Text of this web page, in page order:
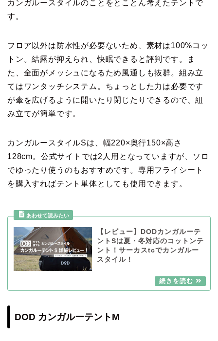
カンガルースタイルのことをとことん考えたテントで
す。
フロア以外は防水性が必要ないため、素材は100%コッ
トン。結露が抑えられ、快眠できると評判です。ま
た、全面がメッシュになるため風通しも抜群。組み立
てはワンタッチシステム。ちょっとした力は必要です
が傘を広げるように開いたり閉じたりできるので、組
み立てが簡単です。
カンガルースタイルSは、幅220×奥行150×高さ
128cm。公式サイトでは2人用となっていますが、ソロ
でゆったり使うのもおすすめです。専用フライシート
を購入すればテント単体としても使用できます。
【レビュー】DODカンガルーテ
ントSは夏・冬対応のコットンテ
ント！サーカスtcでカンガルー
スタイル！
DOD カンガルーテントM